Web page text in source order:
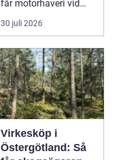
får motorhaveri vid
hållplatsen eller ...
30 juli 2026
Virkesköp i
Östergötland: Så